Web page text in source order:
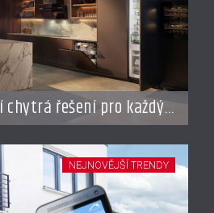
řešení pro každý
NEJNOVĚJŠÍ TRENDY